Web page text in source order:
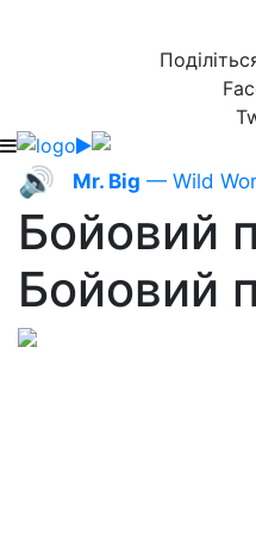
🔊 Mr. Big — Wild
Бойовий
Бойовий